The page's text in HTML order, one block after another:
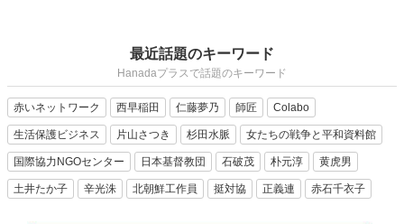
最近話題のキーワード
Hanadaプラスで話題のキーワード
赤いネットワーク 西早稲田 仁藤夢乃 師匠 Colabo
生活保護ビジネス 片山さつき 杉田水脈 女たちの戦争と平和資料館
国際協力NGOセンター 日本基督教団 石破茂 朴元淳 黄虎男
土井たか子 辛光洙 北朝鮮工作員 挺対協 正義連 赤石千衣子